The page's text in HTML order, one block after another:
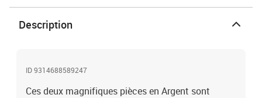
d'émission.
Description
ID 9314688589247
Ces deux magnifiques pièces en Argent sont